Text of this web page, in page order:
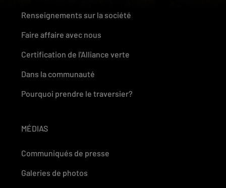
Renseignements sur la société
Faire affaire avec nous
Certification de l'Alliance verte
Dans la communauté
Pourquoi prendre le traversier?
MÉDIAS
Communiqués de presse
Galeries de photos